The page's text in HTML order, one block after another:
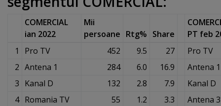
COMERCIAL
ian 2022
Mii
persoane Rtg% Share
PT feb
1
Pro TV 452 9.5 27
Pro TV
2 Antena 1 284 6.0 16.9
Antena 1
3 Kanal D 132 2.8 7.9
Kanal D
4 Romania TV 55 1.2 3.3
Antena 3